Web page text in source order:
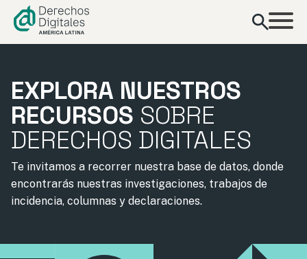
contenido
EXPLORA NUESTROS
RECURSOS SOBRE
DERECHOS DIGITALES
Te invitamos a recorrer nuestra base de datos, donde
encontrarás nuestras investigaciones, trabajos de
incidencia, columnas y declaraciones.